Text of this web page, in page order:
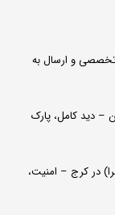
تخصصی و ارسال به
و تهران – دید کامل، پارک
در کرج – امنیت،